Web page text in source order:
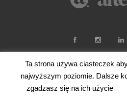
Ta strona używa ciasteczek
najwyższym poziomie. Dalsze
zgadzasz się na ich użycie